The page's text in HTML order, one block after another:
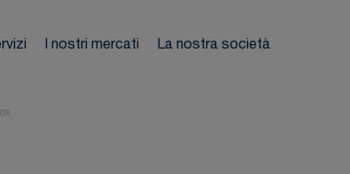
I nostri mercati La nostra società